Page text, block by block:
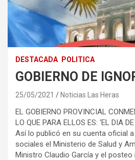
DESTACADA POLITICA
GOBIERNO DE
25/05/2021 Noticias Las Heras
EL GOBIERNO PROVINCIAL
LO QUE PARA ELLOS ES: ‘EL DIA
Así lo publicó en su cuenta oficial
sociales el Ministerio de Salud y
Ministro Claudio García y el posteo